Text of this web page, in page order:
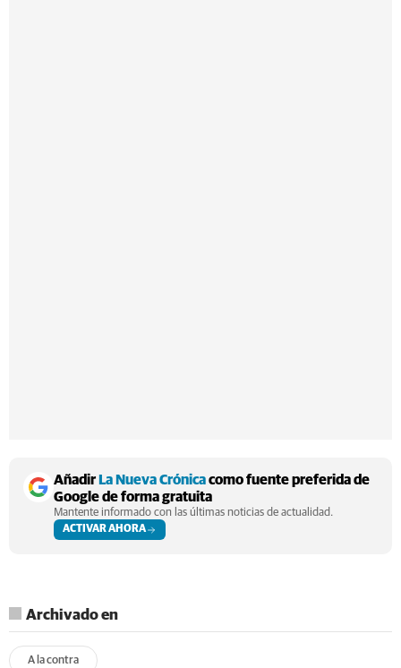
Añadir La Nueva Crónicacomo fuente preferida de
Google de forma gratuita
Mantente informado con las últimas noticias de actualidad.
ACTIVAR AHORA
Archivado en
A la contra